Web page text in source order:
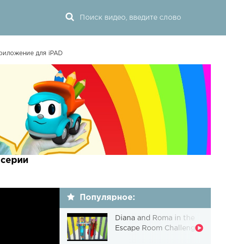
для iPAD
Популярное:
Diana and Roma in the
Escape Room Challenge